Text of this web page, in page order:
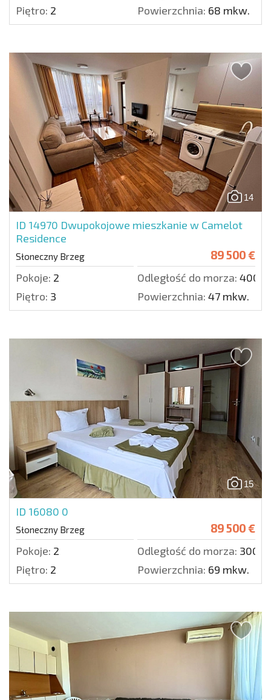
Piętro: 2 Powierzchnia: 68 mkw.
14
ID 14970 Dwupokojowe mieszkanie w Camelot
Residence
Słoneczny Brzeg 89 500 €
Pokoje: 2 Odległość do morza: 400
Piętro: 3 Powierzchnia: 47 mkw.
15
ID 16080 0
Słoneczny Brzeg 89 500 €
Pokoje: 2 Odległość do morza: 300
Piętro: 2 Powierzchnia: 69 mkw.